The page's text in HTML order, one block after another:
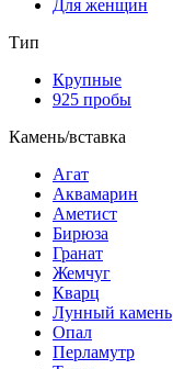
Для женщин
Тип
Крупные
925 пробы
Камень/вставка
Агат
Аквамарин
Аметист
Бирюза
Гранат
Жемчуг
Кварц
Лунный камень
Опал
Перламутр